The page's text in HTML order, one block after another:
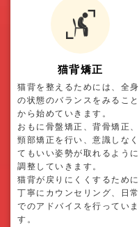
猫背矯正
猫背を整えるためには、全身
の状態のバランスをみること
から始めていきます。
おもに骨盤矯正、背骨矯正、
頸部矯正を行い、意識しなく
てもいい姿勢が取れるように
調整していきます。
猫背が戻りにくくするために
丁寧にカウンセリング、日常
でのアドバイスを行っていま
す。